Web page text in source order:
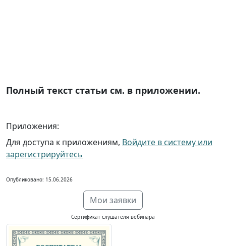
Полный текст статьи см. в приложении.
Приложения:
Для доступа к приложениям, Войдите в систему или
зарегистрируйтесь
Опубликовано: 15.06.2026
Мои заявки
Сертификат слушателя вебинара